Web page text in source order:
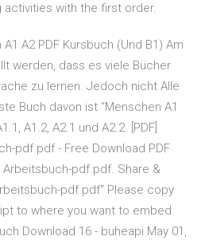
with the first order.
A2 PDF Kursbuch (Und B1) Am
werden, dass es viele Bücher
zu lernen. Jedoch nicht Alle
Buch davon ist “Menschen A1
A1.2, A2.1 und A2.2. [PDF]
pdf.pdf - Free Download PDF
Arbeitsbuch-pdf.pdf. Share &
pdf.pdf" Please copy
to where you want to embed
Download 16 - buheapi May 01,